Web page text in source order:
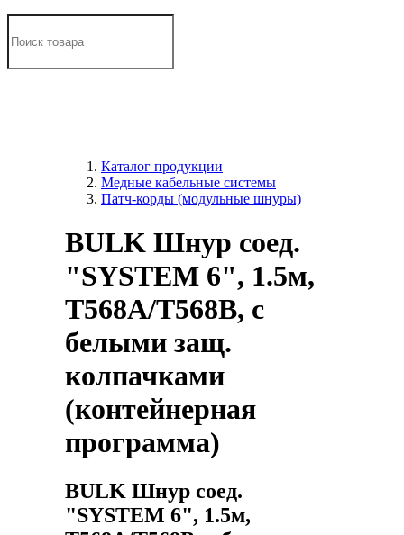
Каталог продукции
Медные кабельные системы
Патч-корды (модульные шнуры)
BULK Шнур соед.
"SYSTEM 6", 1.5м,
T568A/T568B, c
белыми защ.
колпачками
(контейнерная
программа)
BULK Шнур соед.
"SYSTEM 6", 1.5м,